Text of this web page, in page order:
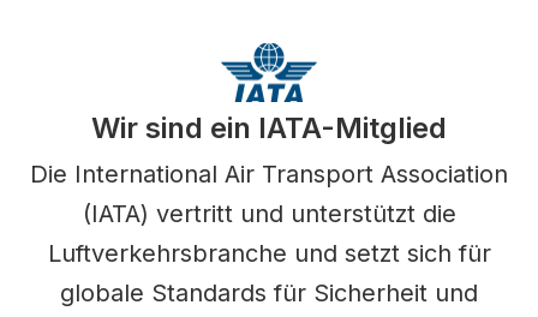
Wir sind ein IATA-Mitglied
Die International Air Transport Association
(IATA) vertritt und unterstützt die
Luftverkehrsbranche und setzt sich für
globale Standards für Sicherheit und